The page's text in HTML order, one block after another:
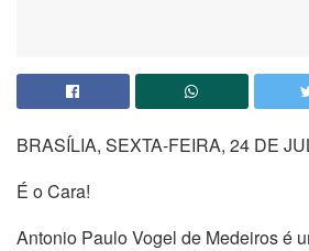
BRASÍLIA, SEXTA-FEIRA, 24 DE
É o Cara!
Antonio Paulo Vogel de Medeiros é